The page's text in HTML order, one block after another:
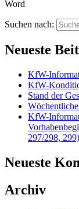
Word
Suchen nach:
Neueste
KfW-
KfW-
Stand der
KfW-
297/298, 299)
Neueste
Archiv